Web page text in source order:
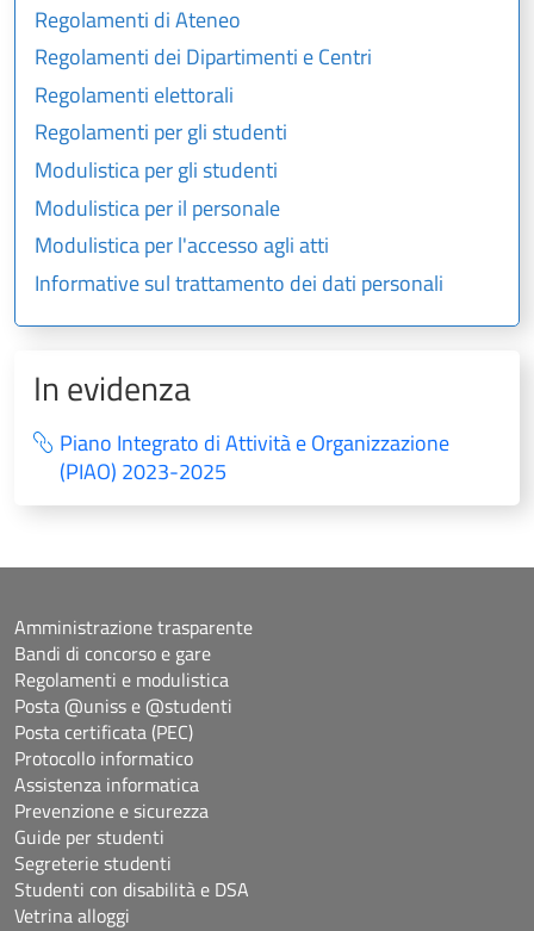
Regolamenti di Ateneo
Regolamenti dei Dipartimenti e Centri
Regolamenti elettorali
Regolamenti per gli studenti
Modulistica per gli studenti
Modulistica per il personale
Modulistica per l'accesso agli atti
Informative sul trattamento dei dati personali
In evidenza
Piano Integrato di Attività e Organizzazione
(PIAO) 2023-2025
Amministrazione trasparente
Bandi di concorso e gare
Regolamenti e modulistica
Posta @uniss e @studenti
Posta certificata (PEC)
Protocollo informatico
Assistenza informatica
Prevenzione e sicurezza
Guide per studenti
Segreterie studenti
Studenti con disabilità e DSA
Vetrina alloggi